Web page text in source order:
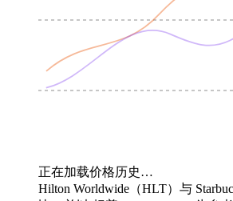
正在加载价格历史…
Hilton Worldwide（HLT）与